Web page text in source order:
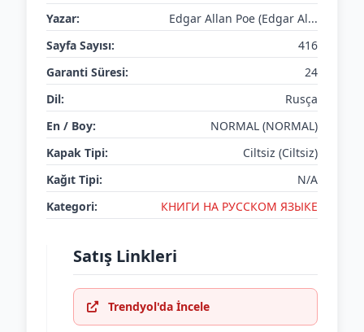
Yazar:
Edgar Allan Poe (Edgar Al...
Sayfa Sayısı:
416
Garanti Süresi:
24
Dil:
Rusça
En / Boy:
NORMAL (NORMAL)
Kapak Tipi:
Ciltsiz (Ciltsiz)
Kağıt Tipi:
N/A
Kategori:
КНИГИ НА РУССКОМ ЯЗЫКЕ
Satış Linkleri
Trendyol'da İncele